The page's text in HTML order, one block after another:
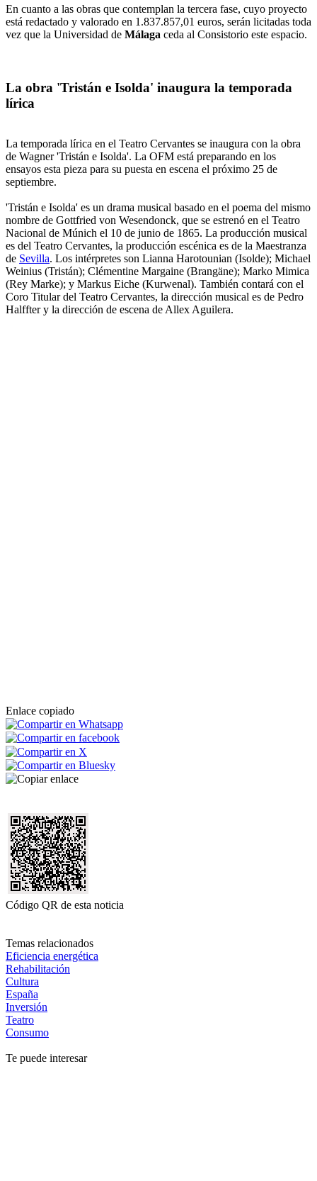
En cuanto a las obras que contemplan la tercera fase, cuyo proyecto
está redactado y valorado en 1.837.857,01 euros, serán licitadas toda
vez que la Universidad de Málaga ceda al Consistorio este espacio.
La obra 'Tristán e Isolda' inaugura la temporada
lírica
La temporada lírica en el Teatro Cervantes se inaugura con la obra
de Wagner 'Tristán e Isolda'. La OFM está preparando en los
ensayos esta pieza para su puesta en escena el próximo 25 de
septiembre.
'Tristán e Isolda' es un drama musical basado en el poema del mismo
nombre de Gottfried von Wesendonck, que se estrenó en el Teatro
Nacional de Múnich el 10 de junio de 1865. La producción musical
es del Teatro Cervantes, la producción escénica es de la Maestranza
de Sevilla. Los intérpretes son Lianna Harotounian (Isolde); Michael
Weinius (Tristán); Clémentine Margaine (Brangäne); Marko Mimica
(Rey Marke); y Markus Eiche (Kurwenal). También contará con el
Coro Titular del Teatro Cervantes, la dirección musical es de Pedro
Halffter y la dirección de escena de Allex Aguilera.
Enlace copiado
Código QR de esta noticia
Temas relacionados
Eficiencia energética
Rehabilitación
Cultura
España
Inversión
Teatro
Consumo
Te puede interesar